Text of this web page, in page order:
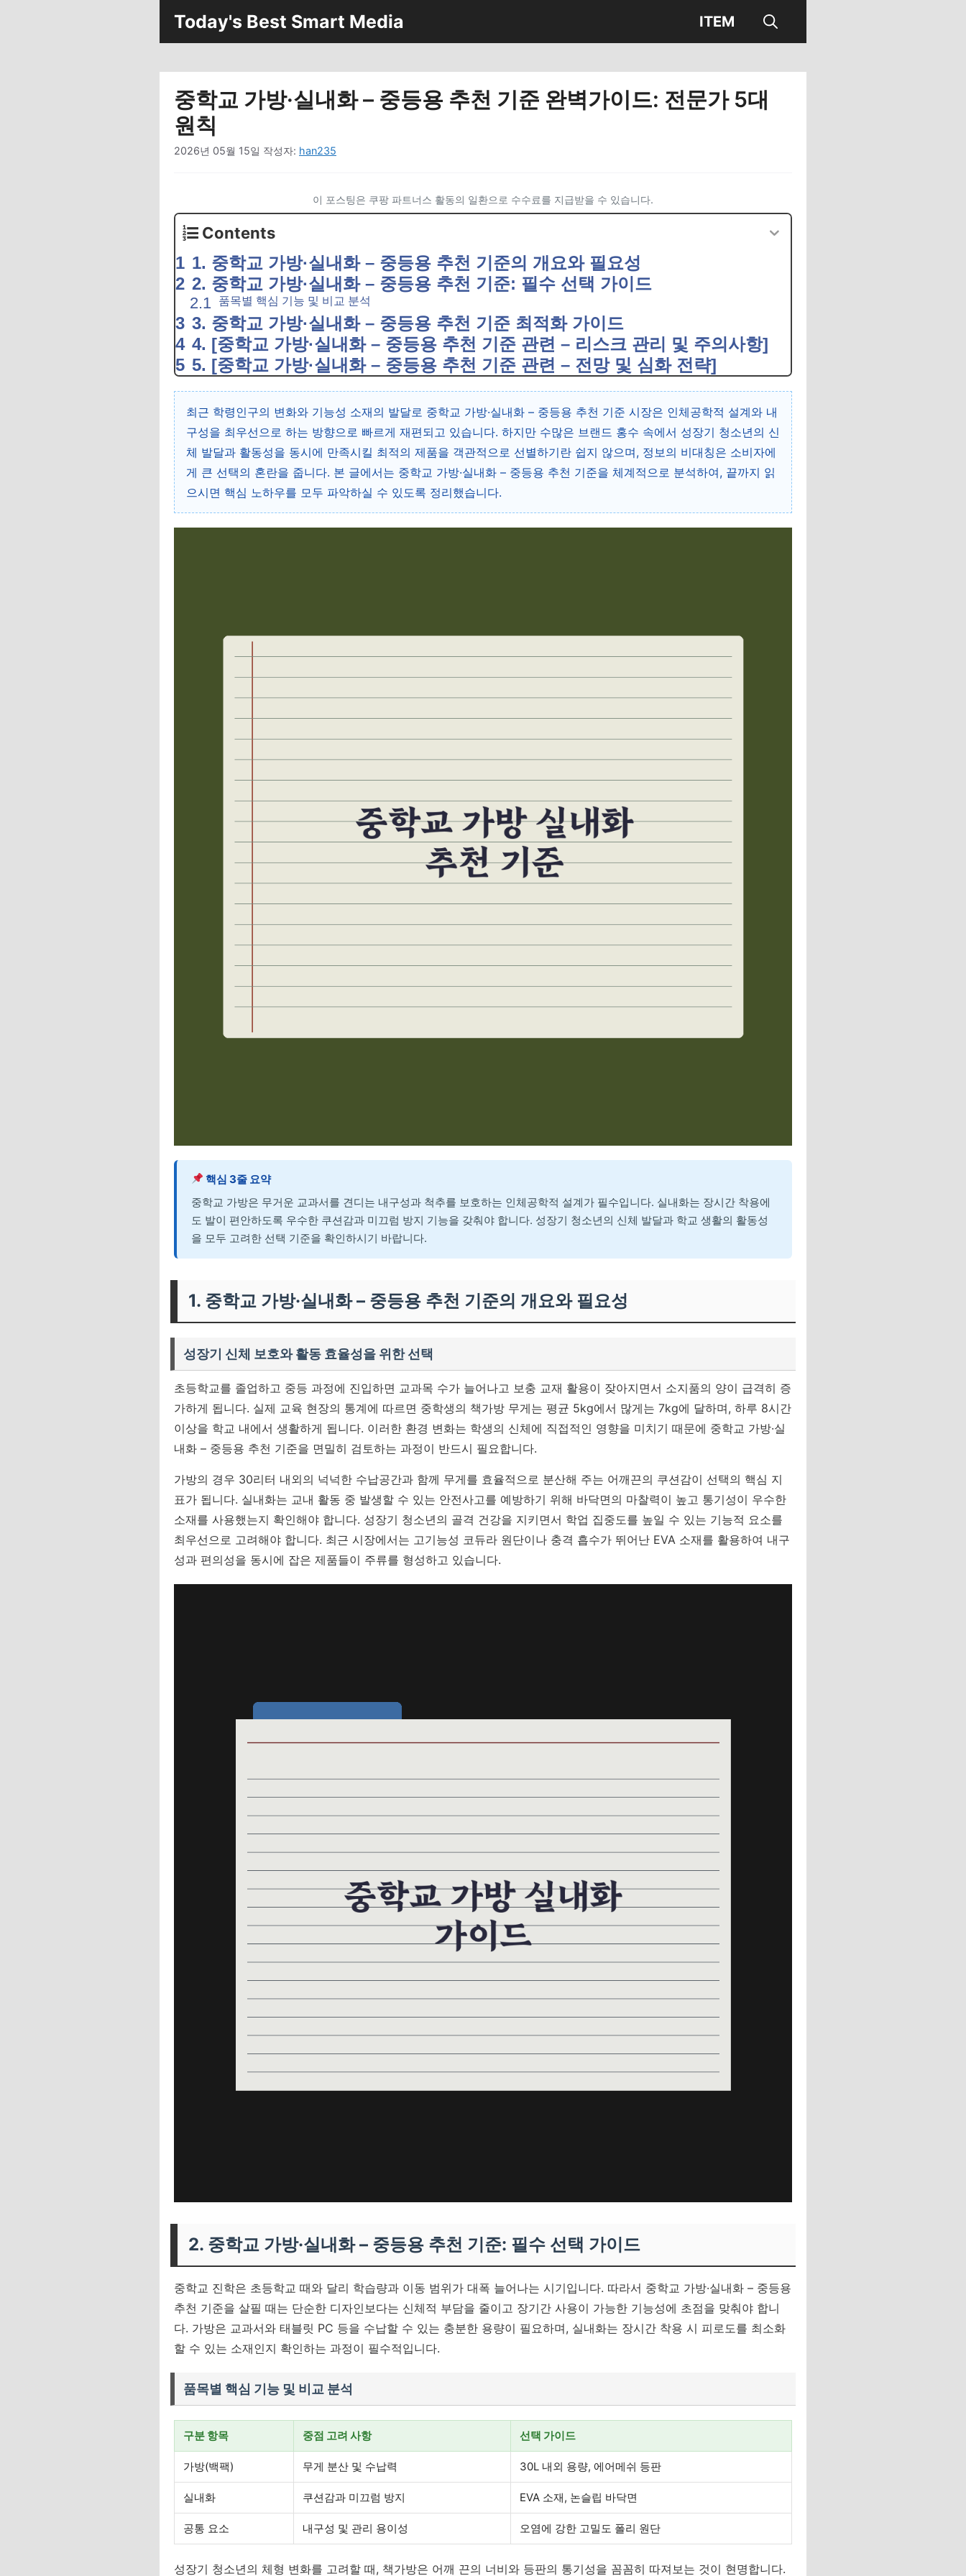
Today's Best Smart Media ITEM
중학교 가방·실내화 – 중등용 추천 기준 완벽가이드: 전문가 5대
원칙
2026년 05월 15일 작성자: han235
이 포스팅은 쿠팡 파트너스 활동의 일환으로 수수료를 지급받을 수 있습니다.
Contents
1. 중학교 가방·실내화 – 중등용 추천 기준의 개요와 필요성
2. 중학교 가방·실내화 – 중등용 추천 기준: 필수 선택 가이드
품목별 핵심 기능 및 비교 분석
3. 중학교 가방·실내화 – 중등용 추천 기준 최적화 가이드
4. [중학교 가방·실내화 – 중등용 추천 기준 관련 – 리스크 관리 및 주의사항]
5. [중학교 가방·실내화 – 중등용 추천 기준 관련 – 전망 및 심화 전략]
최근 학령인구의 변화와 기능성 소재의 발달로 중학교 가방·실내화 – 중등용 추천 기준 시장은 인체공학적 설계와 내
구성을 최우선으로 하는 방향으로 빠르게 재편되고 있습니다. 하지만 수많은 브랜드 홍수 속에서 성장기 청소년의 신
체 발달과 활동성을 동시에 만족시킬 최적의 제품을 객관적으로 선별하기란 쉽지 않으며, 정보의 비대칭은 소비자에
게 큰 선택의 혼란을 줍니다. 본 글에서는 중학교 가방·실내화 – 중등용 추천 기준을 체계적으로 분석하여, 끝까지 읽
으시면 핵심 노하우를 모두 파악하실 수 있도록 정리했습니다.
핵심 3줄 요약
중학교 가방은 무거운 교과서를 견디는 내구성과 척추를 보호하는 인체공학적 설계가 필수입니다. 실내화는 장시간 착용에
도 발이 편안하도록 우수한 쿠션감과 미끄럼 방지 기능을 갖춰야 합니다. 성장기 청소년의 신체 발달과 학교 생활의 활동성
을 모두 고려한 선택 기준을 확인하시기 바랍니다.
1. 중학교 가방·실내화 – 중등용 추천 기준의 개요와 필요성
성장기 신체 보호와 활동 효율성을 위한 선택
초등학교를 졸업하고 중등 과정에 진입하면 교과목 수가 늘어나고 보충 교재 활용이 잦아지면서 소지품의 양이 급격히 증
가하게 됩니다. 실제 교육 현장의 통계에 따르면 중학생의 책가방 무게는 평균 5kg에서 많게는 7kg에 달하며, 하루 8시간
이상을 학교 내에서 생활하게 됩니다. 이러한 환경 변화는 학생의 신체에 직접적인 영향을 미치기 때문에 중학교 가방·실
내화 – 중등용 추천 기준을 면밀히 검토하는 과정이 반드시 필요합니다.
가방의 경우 30리터 내외의 넉넉한 수납공간과 함께 무게를 효율적으로 분산해 주는 어깨끈의 쿠션감이 선택의 핵심 지
표가 됩니다. 실내화는 교내 활동 중 발생할 수 있는 안전사고를 예방하기 위해 바닥면의 마찰력이 높고 통기성이 우수한
소재를 사용했는지 확인해야 합니다. 성장기 청소년의 골격 건강을 지키면서 학업 집중도를 높일 수 있는 기능적 요소를
최우선으로 고려해야 합니다. 최근 시장에서는 고기능성 코듀라 원단이나 충격 흡수가 뛰어난 EVA 소재를 활용하여 내구
성과 편의성을 동시에 잡은 제품들이 주류를 형성하고 있습니다.
2. 중학교 가방·실내화 – 중등용 추천 기준: 필수 선택 가이드
중학교 진학은 초등학교 때와 달리 학습량과 이동 범위가 대폭 늘어나는 시기입니다. 따라서 중학교 가방·실내화 – 중등용
추천 기준을 살필 때는 단순한 디자인보다는 신체적 부담을 줄이고 장기간 사용이 가능한 기능성에 초점을 맞춰야 합니
다. 가방은 교과서와 태블릿 PC 등을 수납할 수 있는 충분한 용량이 필요하며, 실내화는 장시간 착용 시 피로도를 최소화
할 수 있는 소재인지 확인하는 과정이 필수적입니다.
품목별 핵심 기능 및 비교 분석
구분 항목 중점 고려 사항 선택 가이드
가방(백팩) 무게 분산 및 수납력 30L 내외 용량, 에어메쉬 등판
실내화 쿠션감과 미끄럼 방지 EVA 소재, 논슬립 바닥면
공통 요소 내구성 및 관리 용이성 오염에 강한 고밀도 폴리 원단
성장기 청소년의 체형 변화를 고려할 때, 책가방은 어깨 끈의 너비와 등판의 통기성을 꼼꼼히 따져보는 것이 현명합니다.